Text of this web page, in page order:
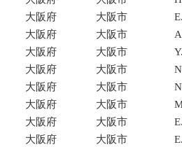
大阪府
大阪市
大阪府
大阪市
大阪府
大阪市
大阪府
大阪市
大阪府
大阪市
大阪府
大阪市
大阪府
大阪市
大阪府
大阪市